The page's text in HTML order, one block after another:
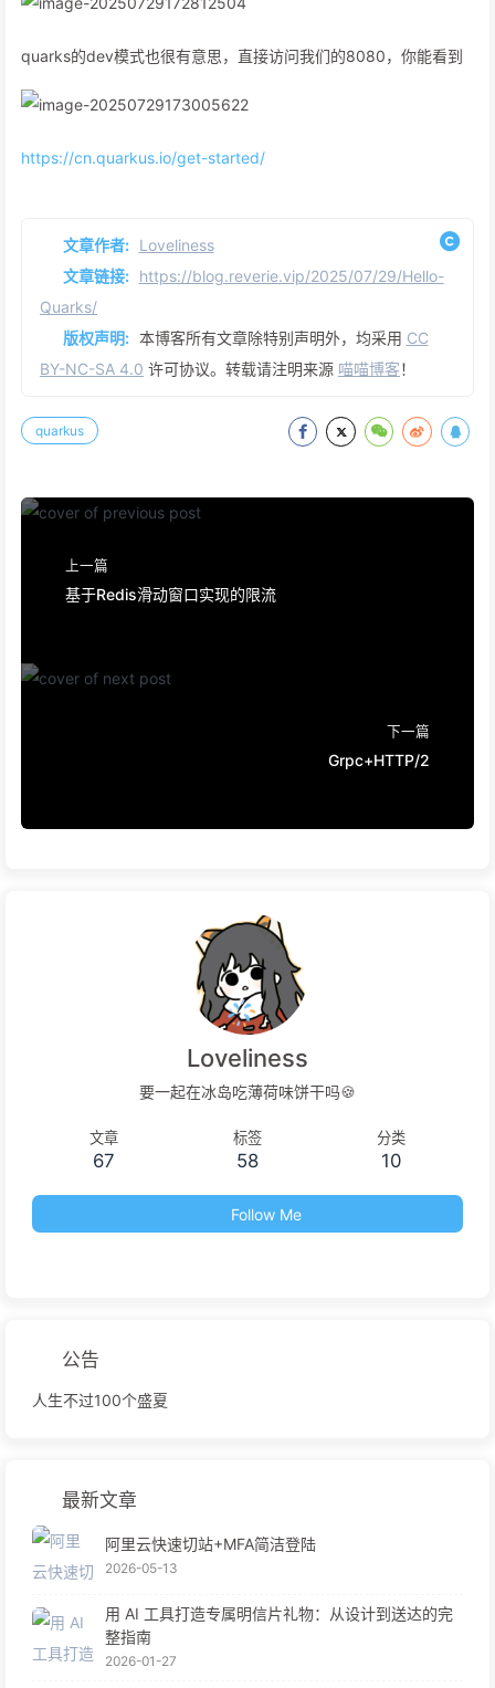
quarks的dev模式也很有意思，直接访问我们的8080，你能看到
https://cn.quarkus.io/get-started/
文章作者: Loveliness
文章链接: https://blog.reverie.vip/2025/07/29/Hello-
Quarks/
版权声明: 本博客所有文章除特别声明外，均采用 CC
BY-NC-SA 4.0 许可协议。转载请注明来源 喵喵博客！
quarkus
上一篇
基于Redis滑动窗口实现的限流
下一篇
Grpc+HTTP/2
Loveliness
要一起在冰岛吃薄荷味饼干吗🍪
文章
67
标签
58
分类
10
Follow Me
公告
人生不过100个盛夏
最新文章
阿里云快速切站+MFA简洁登陆
2026-05-13
用 AI 工具打造专属明信片礼物：从设计到送达的完
整指南
2026-01-27